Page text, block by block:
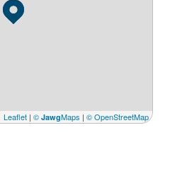
Leaflet | © JawgMaps | © OpenStreetMap